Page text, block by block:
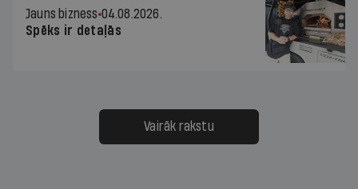
Jauns bizness 04.08.2026.
Spēks ir detaļās
Vairāk rakstu